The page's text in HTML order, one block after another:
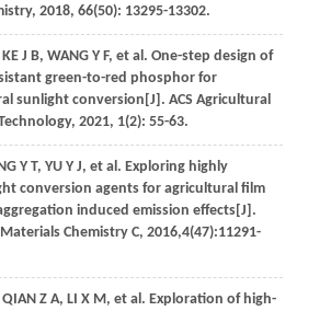
, 2018, 66(50): 13295-13302.
KE J B, WANG Y F, et al. One-step design of
green-to-red phosphor for
sunlight conversion[J]. ACS Agricultural
, 2021, 1(2): 55-63.
Y T, YU Y J, et al. Exploring highly
conversion agents for agricultural film
induced emission effects[J].
Chemistry C, 2016,4(47):11291-
QIAN Z A, LI X M, et al. Exploration of high-